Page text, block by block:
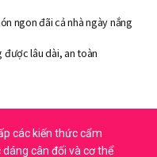
ngon đãi cả nhà ngày nắng
được lâu dài, an toàn
các kiến thức cẩm
cân đối và cơ thể